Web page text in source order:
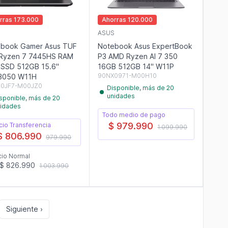
173.000
Gamer Asus TUF
7 7445HS RAM
512GB 15.6"
W11H
M00JZ0
más de 20
Transferencia
806.990 979.990
Normal
$ 826.990 1.003.990
Ahorras 120.000
ASUS
Notebook Asus ExpertBook
P3 AMD Ryzen AI 7 350
16GB 512GB 14" W11P
90NX0971-M00H10
Disponible, más de 20
unidades
Todo medio de pago
$ 979.990 1.099.990
Siguiente ›